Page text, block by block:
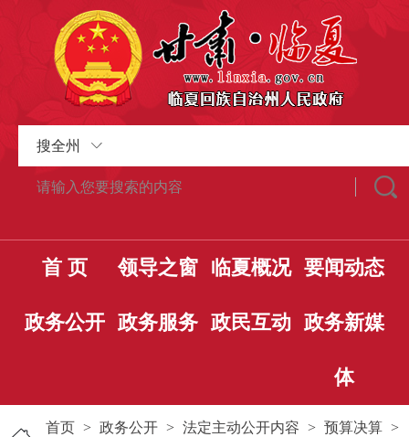
搜全州
首 页 领导之窗 临夏概况 要闻动态
政务公开 政务服务 政民互动 政务新媒
体
首页 > 政务公开 > 法定主动公开内容 > 预算决算 >